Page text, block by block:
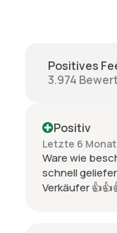
Positives
3.974
Positiv
Letzte 6
Ware wie
schnell
Verkäufer